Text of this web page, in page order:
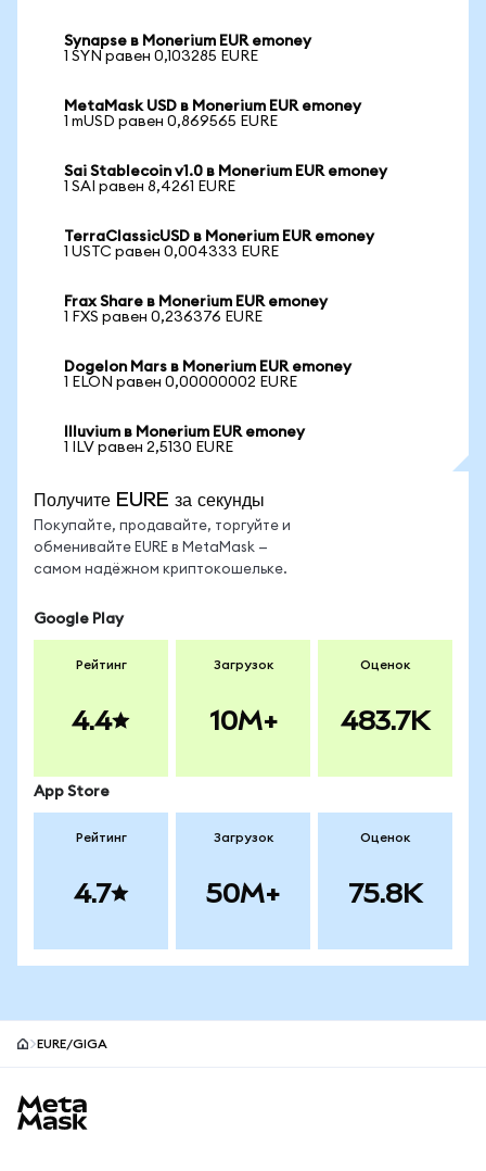
Synapse в Monerium EUR emoney
1 SYN равен 0,103285 EURE
MetaMask USD в Monerium EUR emoney
1 mUSD равен 0,869565 EURE
Sai Stablecoin v1.0 в Monerium EUR emoney
1 SAI равен 8,4261 EURE
TerraClassicUSD в Monerium EUR emoney
1 USTC равен 0,004333 EURE
Frax Share в Monerium EUR emoney
1 FXS равен 0,236376 EURE
Dogelon Mars в Monerium EUR emoney
1 ELON равен 0,00000002 EURE
Illuvium в Monerium EUR emoney
1 ILV равен 2,5130 EURE
Получите EURE за секунды
Покупайте, продавайте, торгуйте и
обменивайте EURE в MetaMask —
самом надёжном криптокошельке.
Google Play
Рейтинг
4.4
Загрузок
10M+
Оценок
483.7K
App Store
Рейтинг
4.7
Загрузок
50M+
Оценок
75.8K
EURE/GIGA